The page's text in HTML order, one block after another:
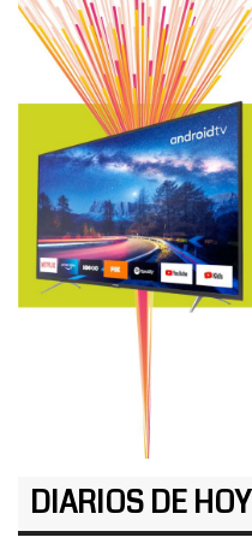
DIARIOS DE HOY